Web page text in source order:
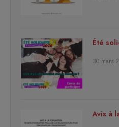
Été
30 mars
Avis à